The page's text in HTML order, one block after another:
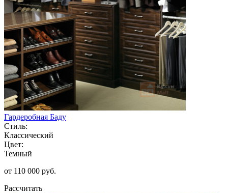
Гардеробная Баду
Стиль:
Классический
Цвет:
Темный
от 110 000 руб.
Рассчитать